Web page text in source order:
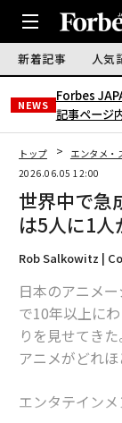
新着記事 人気
NEWS
Forbes
記事ページ
トップ エンタメ・
2026.06.05 12:00
世界中で
は5人に1人
Rob Salkowitz |
日本のアニメ
で10年以上に
りを見せてき
アニメがどれ
エンタテイン